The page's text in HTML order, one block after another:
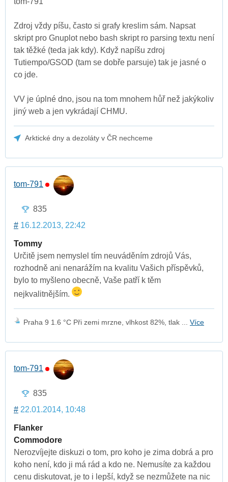
Zdroj vždy píšu, často si grafy kreslim sám. Napsat
skript pro Gnuplot nebo bash skript ro parsing textu není
tak těžké (teda jak kdy). Když napíšu zdroj
Tutiempo/GSOD (tam se dobře parsuje) tak je jasné o
co jde.
VV je úplné dno, jsou na tom mnohem hůř než jakýkoliv
jiný web a jen vykrádají CHMU.
Arktické dny a dezoláty v ČR nechceme
tom-791
835
# 16.12.2013, 22:42
Tommy
Určitě jsem nemyslel tím neuváděním zdrojů Vás,
rozhodně ani nenarážím na kvalitu Vašich příspěvků,
bylo to myšleno obecně, Vaše patří k těm
nejkvalitnějším.
Praha 9 1.6 °C Při zemi mrzne, vlhkost 82%, tlak ... Více
tom-791
835
# 22.01.2014, 10:48
Flanker
Commodore
Nerozvíjejte diskuzi o tom, pro koho je zima dobrá a pro
koho není, kdo ji má rád a kdo ne. Nemusíte za každou
cenu diskutovat, je to i lepší, když se nezmůžete na nic